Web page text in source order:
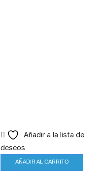
Añadir a la lista de
deseos
AÑADIR AL CARRITO